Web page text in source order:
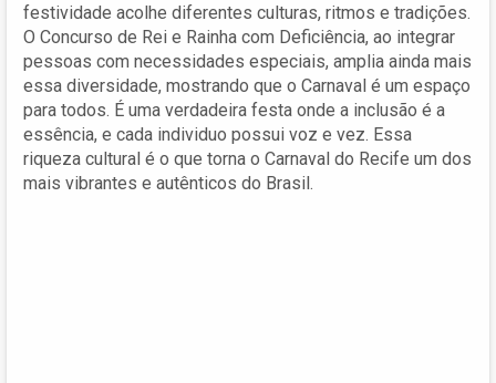
festividade acolhe diferentes culturas, ritmos e tradições.
O Concurso de Rei e Rainha com Deficiência, ao integrar
pessoas com necessidades especiais, amplia ainda mais
essa diversidade, mostrando que o Carnaval é um espaço
para todos. É uma verdadeira festa onde a inclusão é a
essência, e cada individuo possui voz e vez. Essa
riqueza cultural é o que torna o Carnaval do Recife um dos
mais vibrantes e autênticos do Brasil.